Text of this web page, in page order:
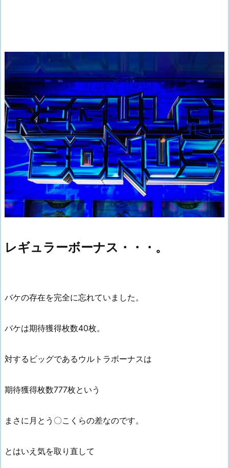
レギュラーボーナス・・・。
バケの存在を完全に忘れていました。
バケは期待獲得枚数40枚。
対するビッグであるウルトラボーナスは
期待獲得枚数777枚という
まさに月とう〇こくらの差なのです。
とはいえ気を取り直して